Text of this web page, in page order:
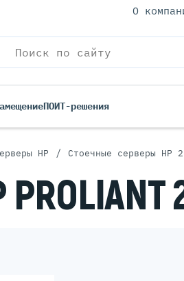
О
ПОИТ-решения
HP / Стоечные серверы HP